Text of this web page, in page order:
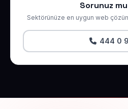
Sorunuz
Sektörünüze en uygun web
444 0